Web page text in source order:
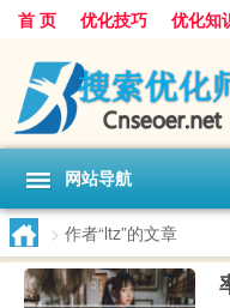
首 页 优化技巧 优化知
网站导航
> 作者“ltz”的文章